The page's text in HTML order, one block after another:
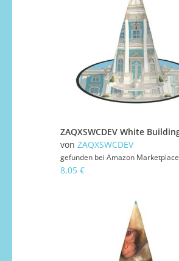
von ZAQXSWCDEV
gefunden bei Amazon Marketplace
8,05 €